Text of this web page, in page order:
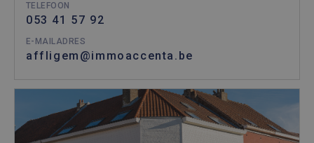
TELEFOON
053 41 57 92
E-MAILADRES
affligem@immoaccenta.be